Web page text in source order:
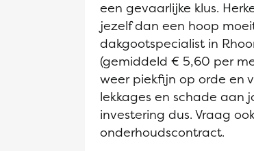
een gevaarlijke klus.
jezelf dan een hoop
dakgootspecialist in
(gemiddeld € 5,60 per
weer piekfijn op orde en
lekkages en schade aan
investering dus. Vraag
onderhoudscontract.